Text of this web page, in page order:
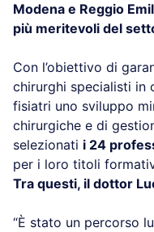
Modena e Reggio
più meritevoli del
Con l’obiettivo di
chirurghi specialisti in
fisiatri uno sviluppo
chirurgiche e di
selezionati i 24
per i loro titoli
Tra questi, il dottor
“È stato un percorso